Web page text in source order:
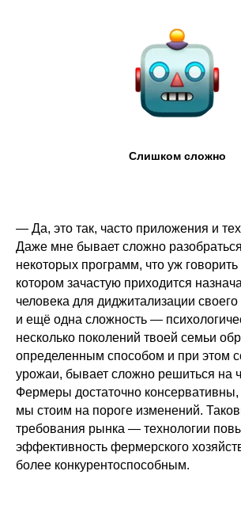
Слишком сложно
— Да, это так, часто приложения и
Даже мне бывает сложно
некоторых программ, что уж
котором зачастую приходится
человека для диджитализации своего
и ещё одна сложность —
несколько поколений твоей семьи
определенным способом и при этом
урожаи, бывает сложно решиться на
Фермеры достаточно консервативны,
мы стоим на пороге изменений.
требования рынка — технологии
эффективность фермерского
более конкурентоспособным.